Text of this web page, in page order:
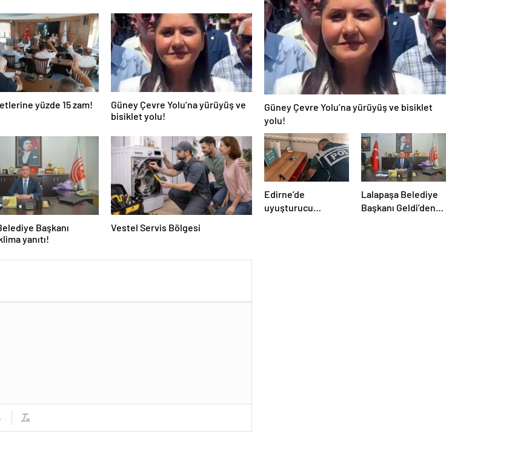
yüzde 15 zam!
Güney Çevre Yolu’na yürüyüş ve
bisiklet yolu!
Başkanı
yanıtı!
Vestel Servis Bölgesi
Güney Çevre Yolu’na yürüyüş ve bisiklet
yolu!
Edirne’de
uyuşturucu
Lalapaşa Belediye
Başkanı Geldi’den